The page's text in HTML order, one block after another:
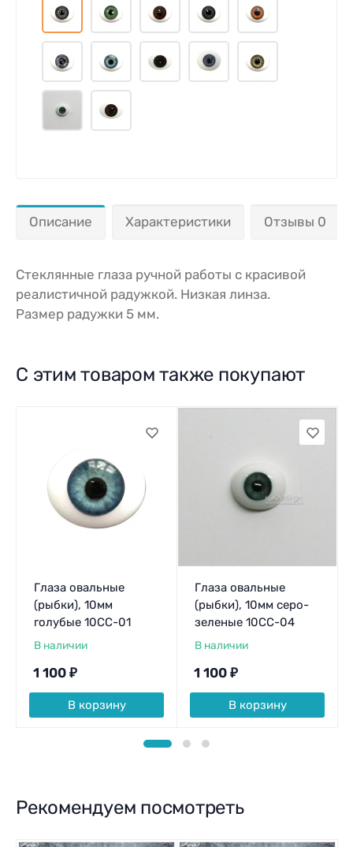
Описание Характеристики Отзывы 0
Стеклянные глаза ручной работы с красивой
реалистичной радужкой. Низкая линза.
Размер радужки 5 мм.
С этим товаром также покупают
Глаза овальные
(рыбки), 10мм
голубые 10CC-01
В наличии
1 100 ₽
В корзину
Глаза овальные
(рыбки), 10мм серо-
зеленые 10CC-04
В наличии
1 100 ₽
В корзину
Рекомендуем посмотреть